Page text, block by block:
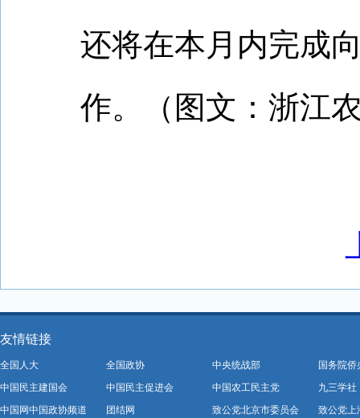
还将在本月内完成
作。（图文：浙江
友情链接
全国人大 全国政协 中央统战部
国务院侨
中国民主建国会
中国民主促进会 中国农工民主党
九三学社
中国网中国政协频道
团结网 致公党北京市委员会 致公党上